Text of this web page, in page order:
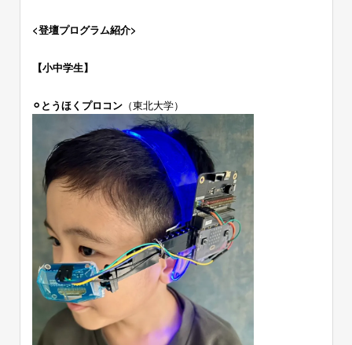
<登壇プログラム紹介>
【小中学生】
⚪︎とうほくプロコン （東北大学）